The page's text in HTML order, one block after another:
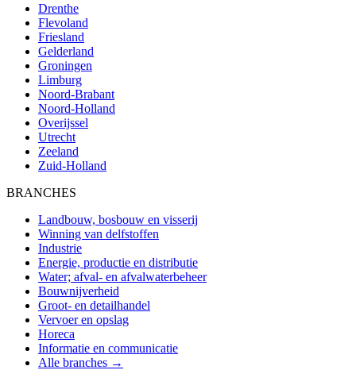
Drenthe
Flevoland
Friesland
Gelderland
Groningen
Limburg
Noord-Brabant
Noord-Holland
Overijssel
Utrecht
Zeeland
Zuid-Holland
BRANCHES
Landbouw, bosbouw en visserij
Winning van delfstoffen
Industrie
Energie, productie en distributie
Water; afval- en afvalwaterbeheer
Bouwnijverheid
Groot- en detailhandel
Vervoer en opslag
Horeca
Informatie en communicatie
Alle branches →